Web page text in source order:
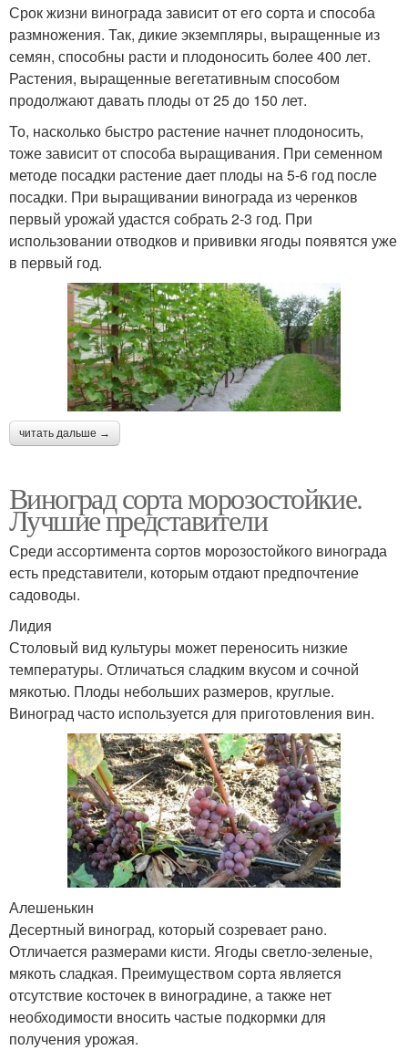
Срок жизни винограда зависит от его сорта и способа
размножения. Так, дикие экземпляры, выращенные из
семян, способны расти и плодоносить более 400 лет.
Растения, выращенные вегетативным способом
продолжают давать плоды от 25 до 150 лет.
То, насколько быстро растение начнет плодоносить,
тоже зависит от способа выращивания. При семенном
методе посадки растение дает плоды на 5-6 год после
посадки. При выращивании винограда из черенков
первый урожай удастся собрать 2-3 год. При
использовании отводков и прививки ягоды появятся уже
в первый год.
читать дальше →
Виноград сорта морозостойкие.
Лучшие представители
Среди ассортимента сортов морозостойкого винограда
есть представители, которым отдают предпочтение
садоводы.
Лидия
Столовый вид культуры может переносить низкие
температуры. Отличаться сладким вкусом и сочной
мякотью. Плоды небольших размеров, круглые.
Виноград часто используется для приготовления вин.
Алешенькин
Десертный виноград, который созревает рано.
Отличается размерами кисти. Ягоды светло-зеленые,
мякоть сладкая. Преимуществом сорта является
отсутствие косточек в виноградине, а также нет
необходимости вносить частые подкормки для
получения урожая.